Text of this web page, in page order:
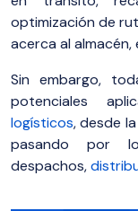
optimización de
acerca al
Sin embargo,
potenciales
logísticos, desde
pasando por
despachos,